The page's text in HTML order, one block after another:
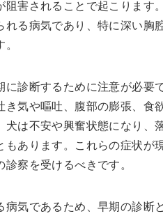
阻害されることで起こります
れる病気であり、特に深い胸
に診断するために注意が必要
き気や嘔吐、腹部の膨張、食
犬は不安や興奮状態になり、
もあります。これらの症状が
察を受けるべきです。
病気であるため、早期の診断